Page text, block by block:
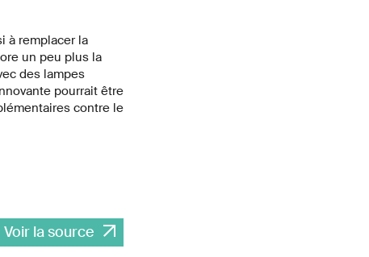
à remplacer la
un peu plus la
des lampes
pourrait être
contre le
Voir la source